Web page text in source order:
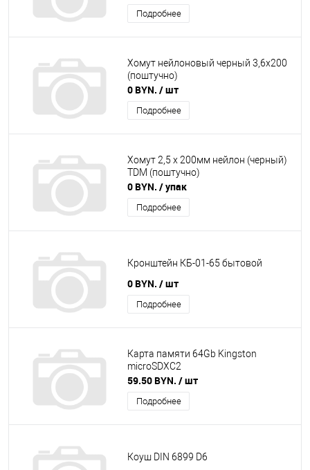
Подробнее
Хомут нейлоновый черный 3,6х200
(поштучно)
0 BYN. / шт
Подробнее
Хомут 2,5 х 200мм нейлон (черный)
TDM (поштучно)
0 BYN. / упак
Подробнее
Кронштейн КБ-01-65 бытовой
0 BYN. / шт
Подробнее
Карта памяти 64Gb Kingston
microSDXC2
59.50 BYN. / шт
Подробнее
Коуш DIN 6899 D6